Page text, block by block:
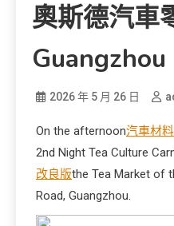
奧斯德汽車
Guangzhou
2026 年 5 月 26 日
On the afternoon汽車材料
2nd Night Tea Culture
改良版the Tea Market of
Road, Guangzhou.